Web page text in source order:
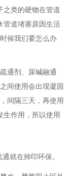
之类的硬物在管道
管道堵塞原因生活
候我们要怎么办
通剂、尿碱融通
间使用会出现凝固
间隔三天，再使用
生作用，所以使用
就在帅印环保。